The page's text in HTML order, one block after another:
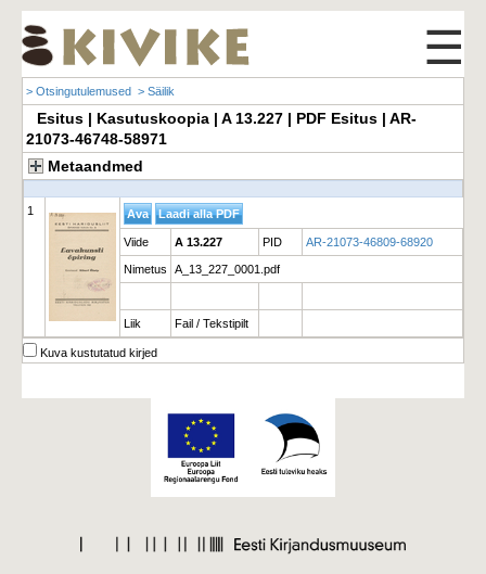
☰
> Otsingutulemused > Säilik
Esitus | Kasutuskoopia | A 13.227 | PDF Esitus | AR-
21073-46748-58971
Metaandmed
1
Viide A 13.227 PID AR-21073-46809-68920
Nimetus A_13_227_0001.pdf
Liik Fail / Tekstipilt
Kuva kustutatud kirjed